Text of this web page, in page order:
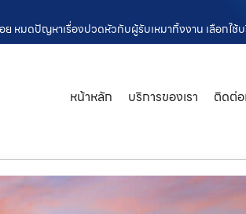
ย หมดปัญหาเรื่องปวดหัวกับผู้รับเหมาทิ้งงาน เลือกใช้
หน้าหลัก บริการของเรา ติดต่อ